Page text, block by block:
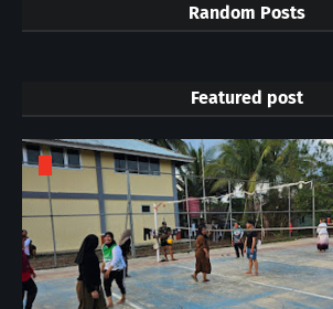
Random Posts
Featured post